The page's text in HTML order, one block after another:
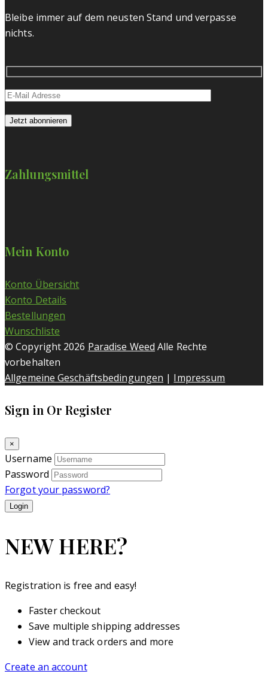
Bleibe immer auf dem neusten Stand und verpasse
nichts.
Zahlungsmittel
Mein Konto
Konto Übersicht
Konto Details
Bestellungen
Wunschliste
© Copyright 2026 Paradise Weed Alle Rechte
vorbehalten
Allgemeine Geschäftsbedingungen | Impressum
Sign in Or Register
×
Username
Password
Forgot your password?
NEW HERE?
Registration is free and easy!
Faster checkout
Save multiple shipping addresses
View and track orders and more
Create an account